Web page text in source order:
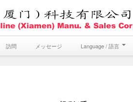
訪問 メッセージ Language / 語言